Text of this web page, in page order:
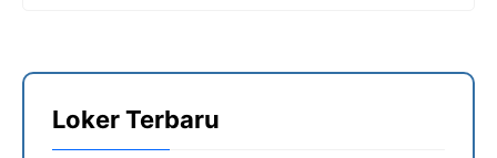
Loker Terbaru